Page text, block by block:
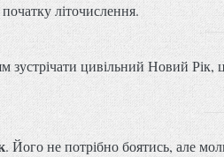
літочислення.
цивільний Новий
. Його не потрібно боятись, але